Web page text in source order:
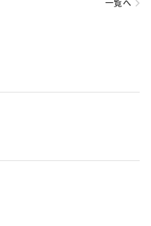
一覧へ